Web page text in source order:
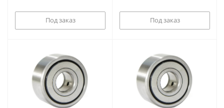
Под заказ Под заказ